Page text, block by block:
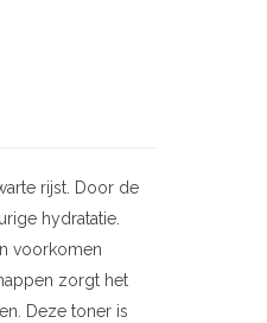
rijst. Door de
hydratatie.
voorkomen
zorgt het
Deze toner is